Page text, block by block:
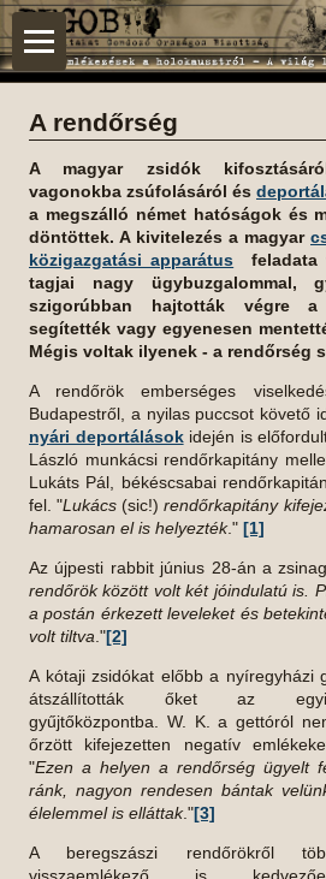
A rendőrség
A magyar zsidók
vagonokba zsúfolásáról és
a megszálló német hatóságok és
döntöttek. A kivitelezés a magyar
közigazgatási apparátus feladata
tagjai nagy ügybuzgalommal,
szigorúbban hajtották végre a
segítették vagy egyenesen
Mégis voltak ilyenek - a
A rendőrök emberséges
Budapestről, a nyilas puccsot követő
nyári deportálásokidején is
László munkácsi rendőrkapitány
Lukáts Pál, békéscsabai
fel. "Lukács (sic!) rendőrkapitány
hamarosan el is helyezték." [1]
Az újpesti rabbit június 28-án a
rendőrök között volt két jóindulatú is.
a postán érkezett leveleket és
volt tiltva ."[2]
A kótaji zsidókat előbb a nyíregyházi
átszállították őket az
gyűjtőközpontba. W. K. a gettóról
őrzött kifejezetten negatív
"Ezen a helyen a rendőrség ügyelt
ránk, nagyon rendesen bántak
élelemmel is elláttak."[3]
A beregszászi rendőrökről